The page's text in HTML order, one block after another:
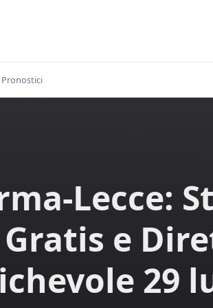
Pronostici
Lecce:
Gratis e
29